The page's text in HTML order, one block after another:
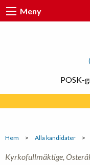
Meny
POSK-
Hem > Alla kandidater >
Kyrkofullmäktige,